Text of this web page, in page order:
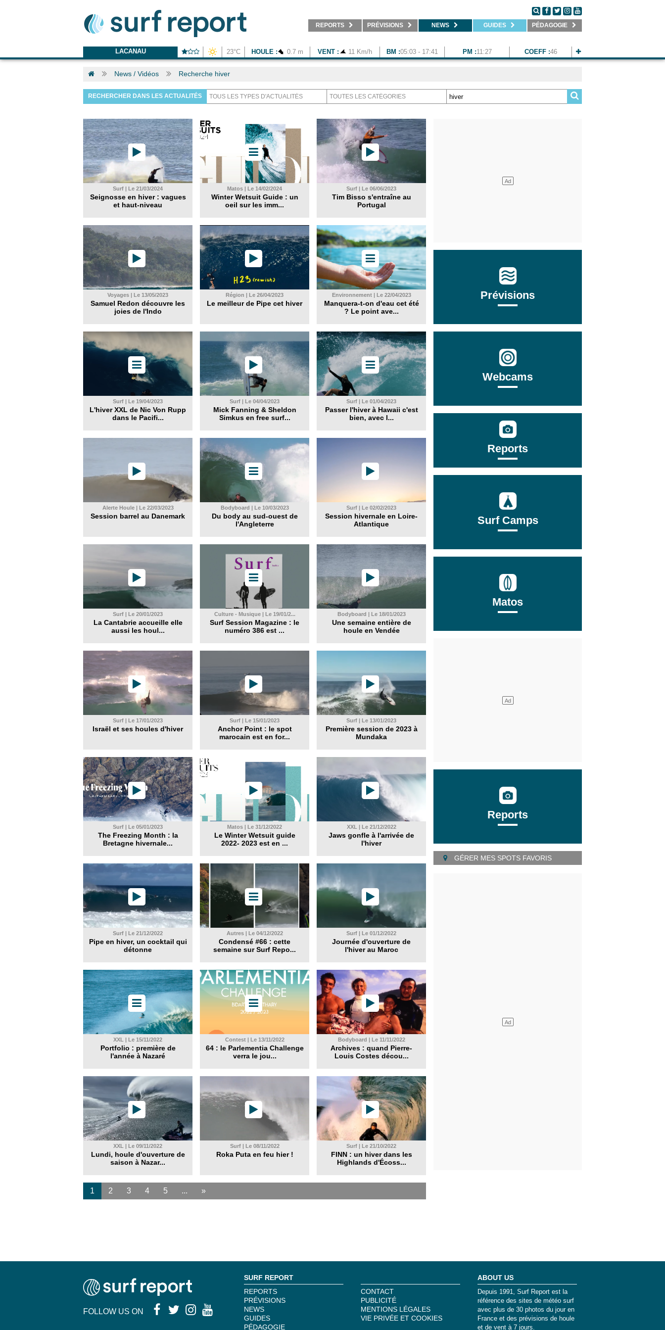
REPORTS PRÉVISIONS NEWS GUIDES PÉDAGOGIE
LACANAU 23°C HOULE : 0.7 m VENT : 11 Km/h BM :05:03 - 17:41 PM :11:27 COEFF :46
News / Vidéos Recherche hiver
RECHERCHER DANS LES ACTUALITÉS
Surf | Le 21/03/2024
Seignosse en hiver : vagues
et haut-niveau
Matos | Le 14/02/2024
Winter Wetsuit Guide : un
oeil sur les imm...
Surf | Le 06/06/2023
Tim Bisso s'entraîne au
Portugal
Voyages | Le 13/05/2023
Samuel Redon découvre les
joies de l'Indo
Région | Le 26/04/2023
Le meilleur de Pipe cet hiver
Environnement | Le 22/04/2023
Manquera-t-on d'eau cet été
? Le point ave...
Surf | Le 19/04/2023
L'hiver XXL de Nic Von Rupp
dans le Pacifi...
Surf | Le 04/04/2023
Mick Fanning & Sheldon
Simkus en free surf...
Surf | Le 01/04/2023
Passer l'hiver à Hawaii c'est
bien, avec l...
Alerte Houle | Le 22/03/2023
Session barrel au Danemark
Bodyboard | Le 10/03/2023
Du body au sud-ouest de
l'Angleterre
Surf | Le 02/02/2023
Session hivernale en Loire-
Atlantique
Surf | Le 20/01/2023
La Cantabrie accueille elle
aussi les houl...
Culture - Musique | Le 19/01/2...
Surf Session Magazine : le
numéro 386 est ...
Bodyboard | Le 18/01/2023
Une semaine entière de
houle en Vendée
Surf | Le 17/01/2023
Israël et ses houles d'hiver
Surf | Le 15/01/2023
Anchor Point : le spot
marocain est en for...
Surf | Le 13/01/2023
Première session de 2023 à
Mundaka
Surf | Le 05/01/2023
The Freezing Month : la
Bretagne hivernale...
Matos | Le 31/12/2022
Le Winter Wetsuit guide
2022- 2023 est en ...
XXL | Le 21/12/2022
Jaws gonfle à l'arrivée de
l'hiver
Surf | Le 21/12/2022
Pipe en hiver, un cocktail qui
détonne
Autres | Le 04/12/2022
Condensé #66 : cette
semaine sur Surf Repo...
Surf | Le 01/12/2022
Journée d'ouverture de
l'hiver au Maroc
XXL | Le 15/11/2022
Portfolio : première de
l'année à Nazaré
Contest | Le 13/11/2022
64 : le Parlementia Challenge
verra le jou...
Bodyboard | Le 11/11/2022
Archives : quand Pierre-
Louis Costes décou...
XXL | Le 09/11/2022
Lundi, houle d'ouverture de
saison à Nazar...
Surf | Le 08/11/2022
Roka Puta en feu hier !
Surf | Le 21/10/2022
FINN : un hiver dans les
Highlands d'Écoss...
1 2 3 4 5 ... »
Prévisions
Webcams
Reports
Surf Camps
Matos
Reports
GÉRER MES SPOTS FAVORIS
FOLLOW US ON
SURF REPORT
REPORTS
PRÉVISIONS
NEWS
GUIDES
PÉDAGOGIE
CONTACT
PUBLICITÉ
MENTIONS LÉGALES
VIE PRIVÉE ET COOKIES
ABOUT US
Depuis 1991, Surf Report est la
référence des sites de météo surf
avec plus de 30 photos du jour en
France et des prévisions de houle
et de vent à 7 jours.